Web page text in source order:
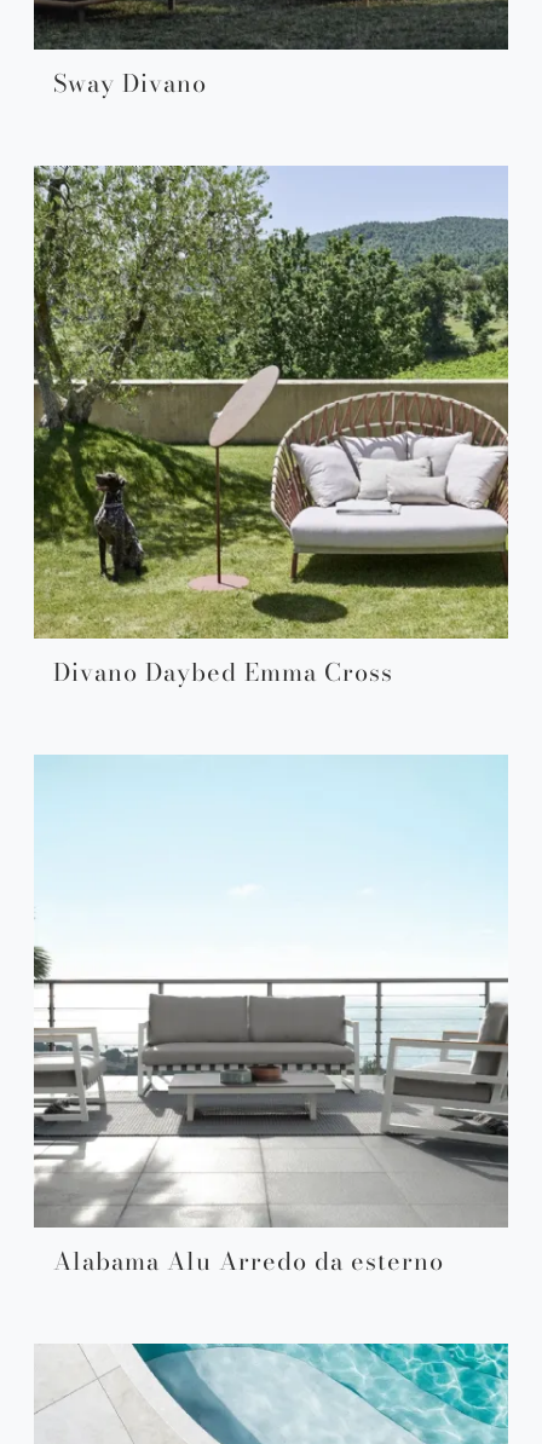
Sway Divano
Divano Daybed Emma Cross
Alabama Alu Arredo da esterno